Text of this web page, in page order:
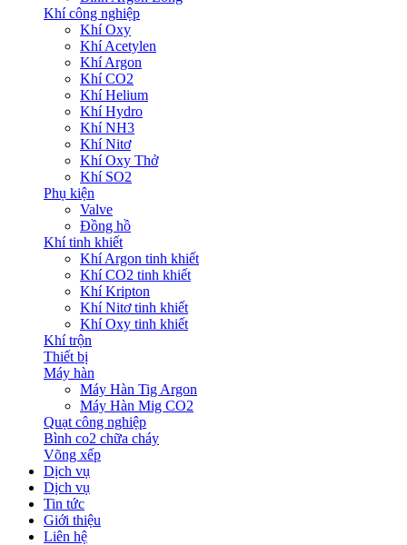
Khí công nghiệp
Khí Oxy
Khí Acetylen
Khí Argon
Khí CO2
Khí Helium
Khí Hydro
Khí NH3
Khí Nitơ
Khí Oxy Thở
Khí SO2
Phụ kiện
Valve
Đồng hồ
Khí tinh khiết
Khí Argon tinh khiết
Khí CO2 tinh khiết
Khí Kripton
Khí Nitơ tinh khiết
Khí Oxy tinh khiết
Khí trộn
Thiết bị
Máy hàn
Máy Hàn Tig Argon
Máy Hàn Mig CO2
Quạt công nghiệp
Bình co2 chữa cháy
Võng xếp
Dịch vụ
Dịch vụ
Tin tức
Giới thiệu
Liên hệ